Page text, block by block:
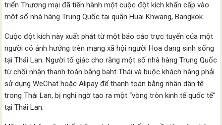
triển Thương mại đã tiến hành một cuộc đột kích khẩn cấp vào
một số nhà hàng Trung Quốc tại quận Huai Khwang, Bangkok.
Cuộc đột kích này xuất phát từ một báo cáo trực tuyến của một
người có ảnh hưởng trên mạng xã hội người Hoa đang sinh sống
tại Thái Lan. Người tố giác cho rằng một số nhà hàng Trung Quốc
từ chối nhận thanh toán bằng baht Thái và buộc khách hàng phải
sử dụng WeChat hoặc Alipay để thanh toán bằng nhân dân tệ
trong Thái Lan, bị nghi ngờ tạo ra một “vòng tròn kinh tế quốc tế”
tại Thái Lan.